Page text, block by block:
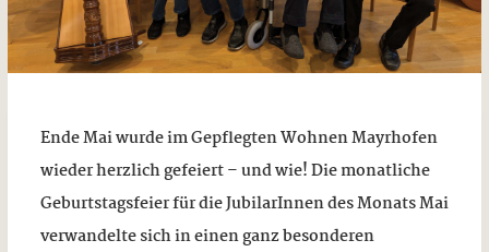
Ende Mai wurde im Gepflegten Wohnen Mayrhofen
wieder herzlich gefeiert – und wie! Die monatliche
Geburtstagsfeier für die JubilarInnen des Monats Mai
verwandelte sich in einen ganz besonderen